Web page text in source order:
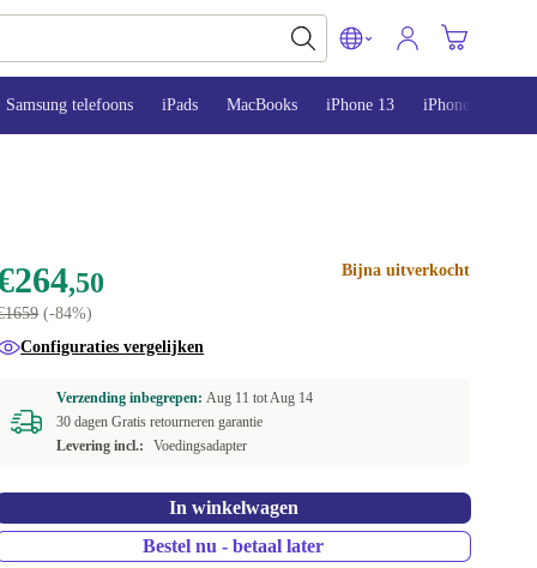
Samsung telefoons iPads MacBooks iPhone 13 iPhone 14
,50
(-84%)
Bijna uitverkocht
Configuraties vergelijken
Verzending inbegrepen:Aug 11 totAug 14
30 dagen Gratis retourneren garantie
Levering incl.:
Voedingsadapter
In winkelwagen
Bestel nu - betaal later